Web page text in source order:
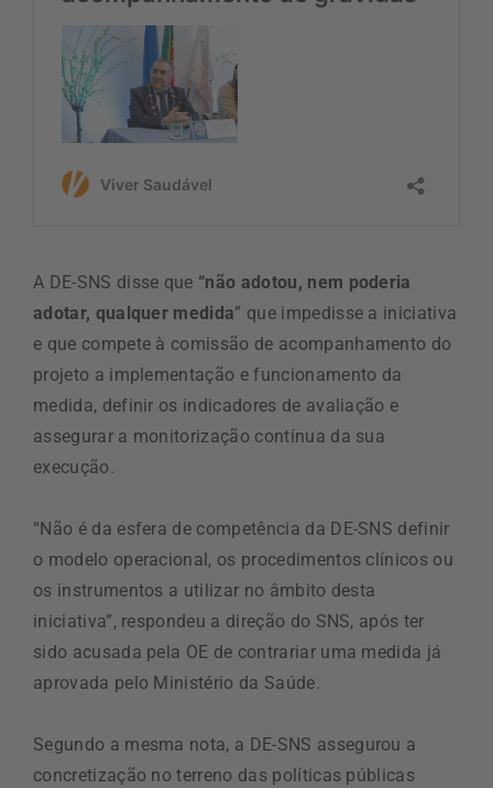
A DE-SNS disse que “não adotou, nem poderia
adotar, qualquer medida” que impedisse a iniciativa
e que compete à comissão de acompanhamento do
projeto a implementação e funcionamento da
medida, definir os indicadores de avaliação e
assegurar a monitorização contínua da sua
execução.
“Não é da esfera de competência da DE-SNS definir
o modelo operacional, os procedimentos clínicos ou
os instrumentos a utilizar no âmbito desta
iniciativa”, respondeu a direção do SNS, após ter
sido acusada pela OE de contrariar uma medida já
aprovada pelo Ministério da Saúde.
Segundo a mesma nota, a DE-SNS assegurou a
concretização no terreno das políticas públicas